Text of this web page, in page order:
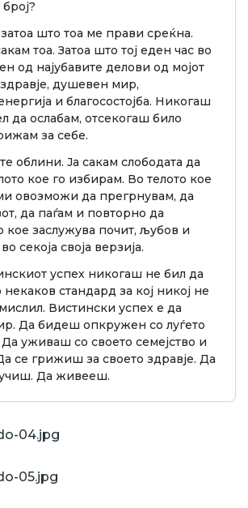
што тоа ме прави среќна.
тоа. Затоа што тој еден час во
од најубавите делови од мојот
душевен мир,
и благосостојба. Никогаш
да ослабам, отсекогаш било
за себе.
облини. Ја сакам слободата да
кое го избирам. Во телото кое
овозможи да прегрнувам, да
да паѓам и повторно да
кое заслужува почит, љубов и
секоја своја верзија.
успех никогаш не бил да
стандард за кој никој не
Вистински успех е да
Да бидеш опкружен со луѓето
уживаш со своето семејство и
се грижиш за своето здравје. Да
Да живееш.